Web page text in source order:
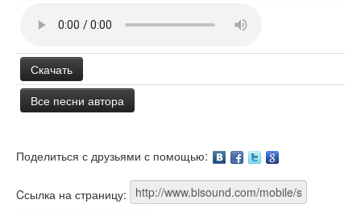
Скачать
Все песни автора
Поделиться с друзьями с помощью:
Cсылка на страницу: